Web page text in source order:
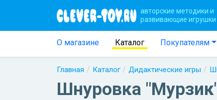
авторские методики и
развивающие игрушки
О магазине Каталог Покупателям
Главная Каталог Дидактические игры
Шнуровка